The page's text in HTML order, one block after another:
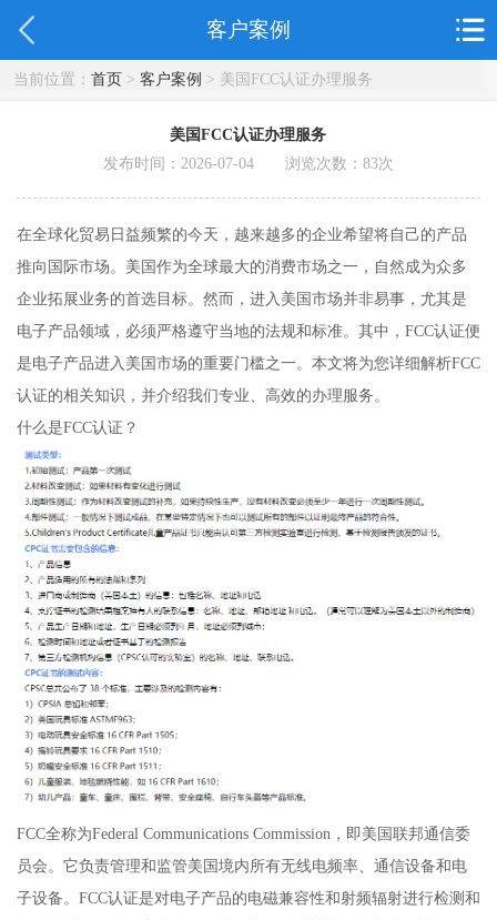
客户案例
当前位置： 首页> 客户案例 > 美国FCC认证办理服务
美国FCC认证办理服务
发布时间：2026-07-04 浏览次数： 83次
在全球化贸易日益频繁的今天，越来越多的企业希望将自己的产品
推向国际市场。美国作为全球最大的消费市场之一，自然成为众多
企业拓展业务的首选目标。然而，进入美国市场并非易事，尤其是
电子产品领域，必须严格遵守当地的法规和标准。其中，FCC认证便
是电子产品进入美国市场的重要门槛之一。本文将为您详细解析FCC
认证的相关知识，并介绍我们专业、高效的办理服务。
什么是FCC认证？
FCC全称为Federal Communications Commission，即美国联邦通信委
员会。它负责管理和监管美国境内所有无线电频率、通信设备和电
子设备。FCC认证是对电子产品的电磁兼容性和射频辐射进行检测和